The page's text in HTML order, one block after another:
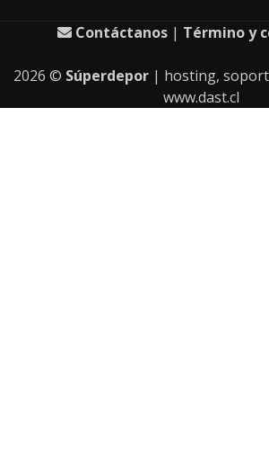
Contáctanos | Término y
2026 © Súperdepor | hosting,
www.dast.cl